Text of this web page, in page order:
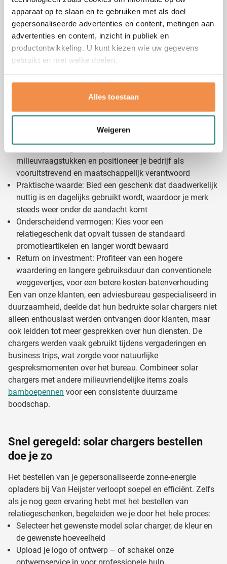
apparaat op te slaan en te gebruiken met als doel
gepersonaliseerde advertenties en content, metingen aan
advertenties en content, inzicht in publiek en
productontwikkeling. U kunt kiezen wie uw gegevens
gebruikt en met welke doelen.
Als u het toestaat, willen we ook graag:
Informatie verzamelen over uw geografische
locatie, die tot een paar meter nauwkeurig kan zijn
scannen op specifieke eigenschappen (fingerprinting)
verwerkt en stel uw voorkeuren in het detailgedeelte
U kunt uw toestemming op elk moment wijzigen of
intrekken in de Cookieverklaring.
We gebruiken cookies om content en advertenties te
personaliseren, om functies voor social media te bieden
en om ons websiteverkeer te analyseren. Ook delen we
informatie over uw gebruik van onze site met onze
partners voor social media, adverteren en analyse. Deze
partners kunnen deze gegevens combineren met andere
informatie die u aan ze heeft verstrekt of die ze hebben
verzameld op basis van uw gebruik van hun services.
Alles toestaan
Weigeren
veelvuldig gebruikt, wat zorgt voor langdurige
zichtbaarheid van je merk. Overweeg je meerdere
duurzame relatiegeschenken? Kijk dan ook eens naar onze
andere elektronische gadgetsdie aansluiten bij je groene
bedrijfsimago.
voor je organisatie
Het bedrukken van zonne-energie opladers biedt talrijke
voordelen die verder gaan dan alleen promotie:
milieuvraagstukken en positioneer je bedrijf als
vooruitstrevend en maatschappelijk verantwoord
Praktische waarde: Bied een geschenk dat daadwerkelijk
nuttig is en dagelijks gebruikt wordt, waardoor je merk
steeds weer onder de aandacht komt
Onderscheidend vermogen: Kies voor een
relatiegeschenk dat opvalt tussen de standaard
promotieartikelen en langer wordt bewaard
Return on investment: Profiteer van een hogere
waardering en langere gebruiksduur dan conventionele
weggevertjes, voor een betere kosten-batenverhouding
Een van onze klanten, een adviesbureau gespecialiseerd in
duurzaamheid, deelde dat hun bedrukte solar chargers niet
alleen enthousiast werden ontvangen door klanten, maar
ook leidden tot meer gesprekken over hun diensten. De
chargers werden vaak gebruikt tijdens vergaderingen en
business trips, wat zorgde voor natuurlijke
gespreksmomenten over het bureau. Combineer solar
chargers met andere milieuvriendelijke items zoals
bamboepennen voor een consistente duurzame
boodschap.
Snel geregeld: solar chargers bestellen
doe je zo
Het bestellen van je gepersonaliseerde zonne-energie
opladers bij Van Heijster verloopt soepel en efficiënt. Zelfs
als je nog geen ervaring hebt met het bestellen van
relatiegeschenken, begeleiden we je door het hele proces:
Selecteer het gewenste model solar charger, de kleur en
de gewenste hoeveelheid
Upload je logo of ontwerp – of schakel onze